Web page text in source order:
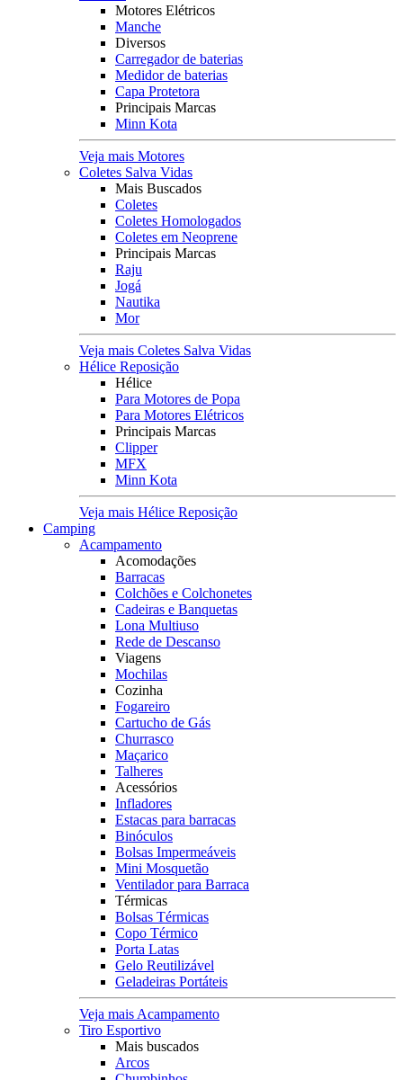
Motores Elétricos
Manche
Diversos
Carregador de baterias
Medidor de baterias
Capa Protetora
Principais Marcas
Minn Kota
Veja mais Motores
Coletes Salva Vidas
Mais Buscados
Coletes
Coletes Homologados
Coletes em Neoprene
Principais Marcas
Raju
Jogá
Nautika
Mor
Veja mais Coletes Salva Vidas
Hélice Reposição
Hélice
Para Motores de Popa
Para Motores Elétricos
Principais Marcas
Clipper
MFX
Minn Kota
Veja mais Hélice Reposição
Camping
Acampamento
Acomodações
Barracas
Colchões e Colchonetes
Cadeiras e Banquetas
Lona Multiuso
Rede de Descanso
Viagens
Mochilas
Cozinha
Fogareiro
Cartucho de Gás
Churrasco
Maçarico
Talheres
Acessórios
Infladores
Estacas para barracas
Binóculos
Bolsas Impermeáveis
Mini Mosquetão
Ventilador para Barraca
Térmicas
Bolsas Térmicas
Copo Térmico
Porta Latas
Gelo Reutilizável
Geladeiras Portáteis
Veja mais Acampamento
Tiro Esportivo
Mais buscados
Arcos